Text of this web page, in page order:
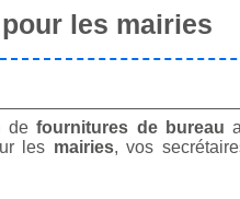
les mairies
defournitures de bureau
les mairies, vos